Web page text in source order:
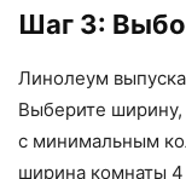
Шаг 3:
Линолеум
Выберите ширину,
с минимальным
ширина комнаты